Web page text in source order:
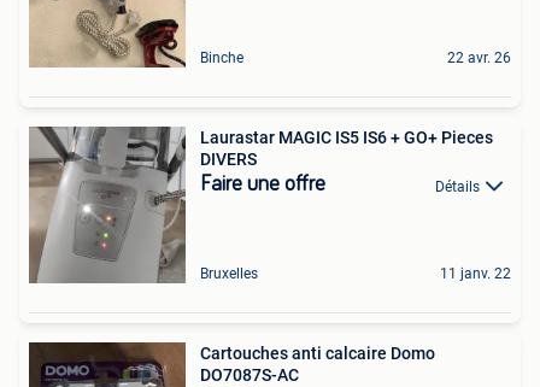
Binche 22 avr. 26
Laurastar MAGIC IS5 IS6 + GO+ Pieces
DIVERS
Faire une offre Détails
Bruxelles 11 janv. 22
Cartouches anti calcaire Domo
DO7087S-AC